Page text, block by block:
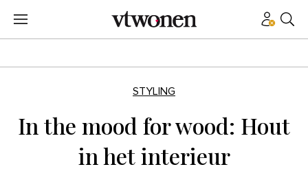
STYLING
In the mood for wood: Hout
in het interieur